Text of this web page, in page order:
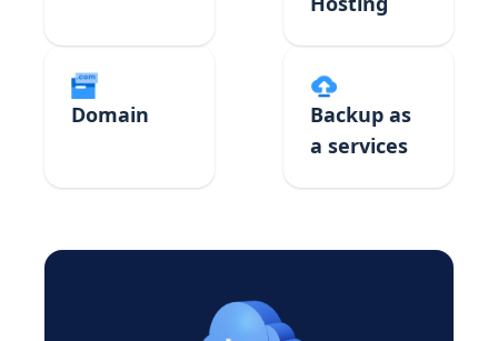
Domain
Backup as
a services